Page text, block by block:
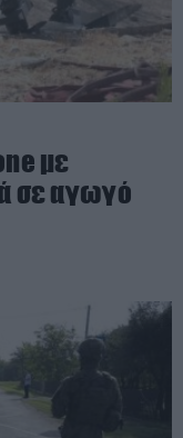
με
σε αγωγό